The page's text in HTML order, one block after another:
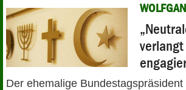
PANORAMA
Der ehemalige Bundestagspräsident